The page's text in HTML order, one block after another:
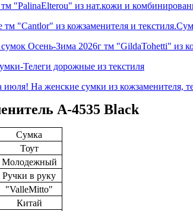
"PalinaElterou" из нат.кожи и
"Cantlor" из кожзаменителя и
Осень-Зима 2026г тм "GildaTohetti" из
Телеги дорожные из текстиля
На женские сумки из кожзаменителя,
A-4535 Black
Сумка
Тоут
Молодежный
Ручки в руку
"ValleMitto"
Китай